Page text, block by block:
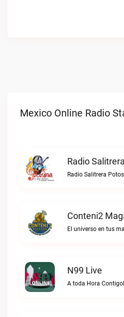
Mexico Online Radio
Radio
Radio Salitrera
N99 Live
A toda Hora